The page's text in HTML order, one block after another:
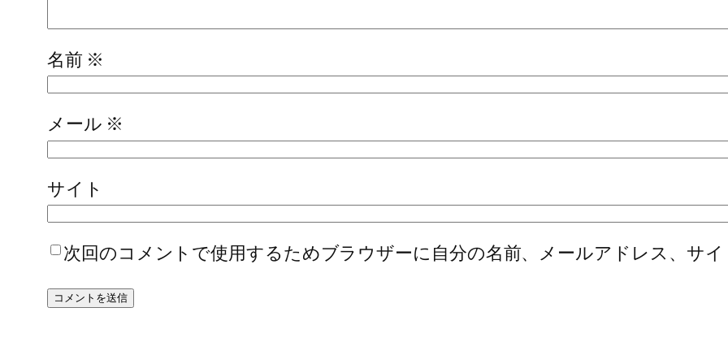
名前 ※
メール ※
サイト
次回のコメントで使用するためブラウザーに自分の名前、メールアドレス、サイ